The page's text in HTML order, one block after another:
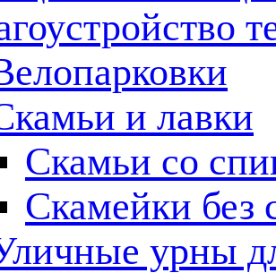
и лавки
Скамьи со
Скамейки без
урны